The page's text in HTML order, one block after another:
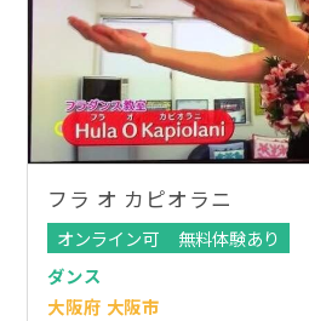
フラ オ カピオラニ
オンライン可
無料体験あり
ダンス
大阪府 大阪市